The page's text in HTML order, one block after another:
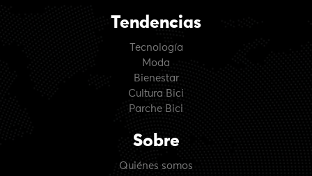
Tendencias
Tecnología
Moda
Bienestar
Cultura Bici
Parche Bici
Sobre
Quiénes somos